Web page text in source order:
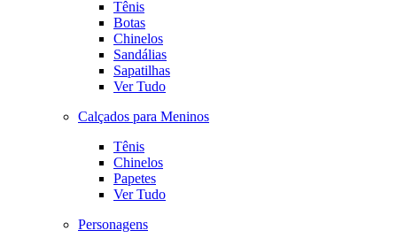
Tênis
Botas
Chinelos
Sandálias
Sapatilhas
Ver Tudo
Calçados para Meninos
Tênis
Chinelos
Papetes
Ver Tudo
Personagens